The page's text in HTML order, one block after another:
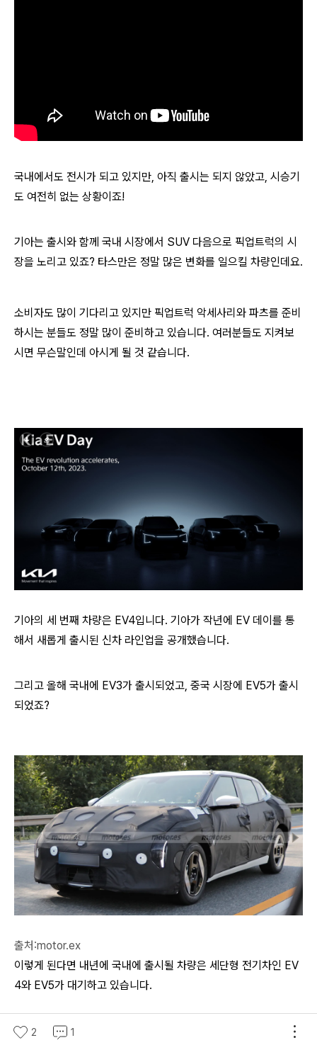
국내에서도 전시가 되고 있지만, 아직 출시는 되지 않았고, 시승기
도 여전히 없는 상황이죠!
기아는 출시와 함께 국내 시장에서 SUV 다음으로 픽업트럭의 시
장을 노리고 있죠? 타스만은 정말 많은 변화를 일으킬 차량인데요.
소비자도 많이 기다리고 있지만 픽업트럭 악세사리와 파츠를 준비
하시는 분들도 정말 많이 준비하고 있습니다. 여러분들도 지켜보
시면 무슨말인데 아시게 될 것 같습니다.
기아의 세 번째 차량은 EV4입니다. 기아가 작년에 EV 데이를 통
해서 새롭게 출시된 신차 라인업을 공개했습니다.
그리고 올해 국내에 EV3가 출시되었고, 중국 시장에 EV5가 출시
되었죠?
출처:motor.ex
이렇게 된다면 내년에 국내에 출시될 차량은 세단형 전기차인 EV
4와 EV5가 대기하고 있습니다.
EV4는 전기차 전용 플랫폼인 #EGMP 기반으로 제작이 되며, 전
2 1